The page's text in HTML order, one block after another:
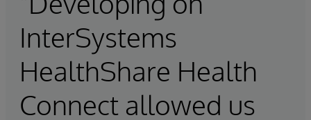
InterSystems
HealthShare Health
Connect allowed us